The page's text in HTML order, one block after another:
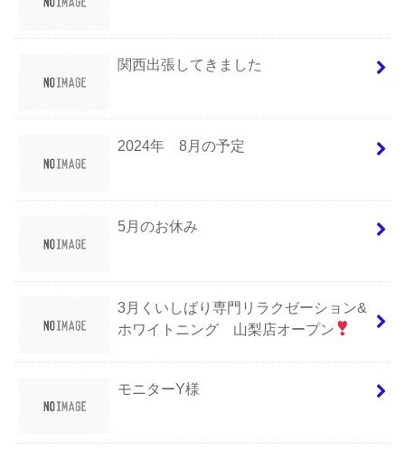
関西出張してきました
2024年 8月の予定
5月のお休み
3月くいしばり専門リラクゼーション&
ホワイトニング 山梨店オープン
モニターY様